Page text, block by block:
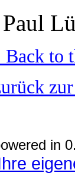
Back to
in